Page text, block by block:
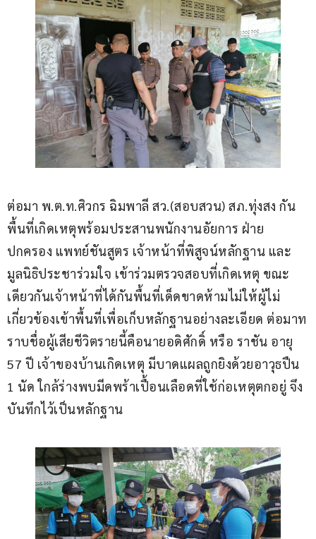
ต่อมา พ.ต.ท.ศิวกร ฉิมพาลี สว.(สอบสวน) สภ.ทุ่งสง กัน
พื้นที่เกิดเหตุพร้อมประสานพนักงานอัยการ ฝ่าย
ปกครอง แพทย์ชันสูตร เจ้าหน้าที่พิสูจน์หลักฐาน และ
มูลนิธิประชาร่วมใจ เข้าร่วมตรวจสอบที่เกิดเหตุ ขณะ
เดียวกันเจ้าหน้าที่ได้กันพื้นที่เด็ดขาดห้ามไม่ให้ผู้ไม่
เกี่ยวข้องเข้าพื้นที่เพื่อเก็บหลักฐานอย่างละเอียด ต่อมาท
ราบชื่อผู้เสียชีวิตรายนี้คือนายอดิศักดิ์ หรือ ราชัน อายุ
57 ปี เจ้าของบ้านเกิดเหตุ มีบาดแผลถูกยิงด้วยอาวุธปืน
1 นัด ใกล้ร่างพบมีดพร้าเปื้อนเลือดที่ใช้ก่อเหตุตกอยู่ จึง
บันทึกไว้เป็นหลักฐาน